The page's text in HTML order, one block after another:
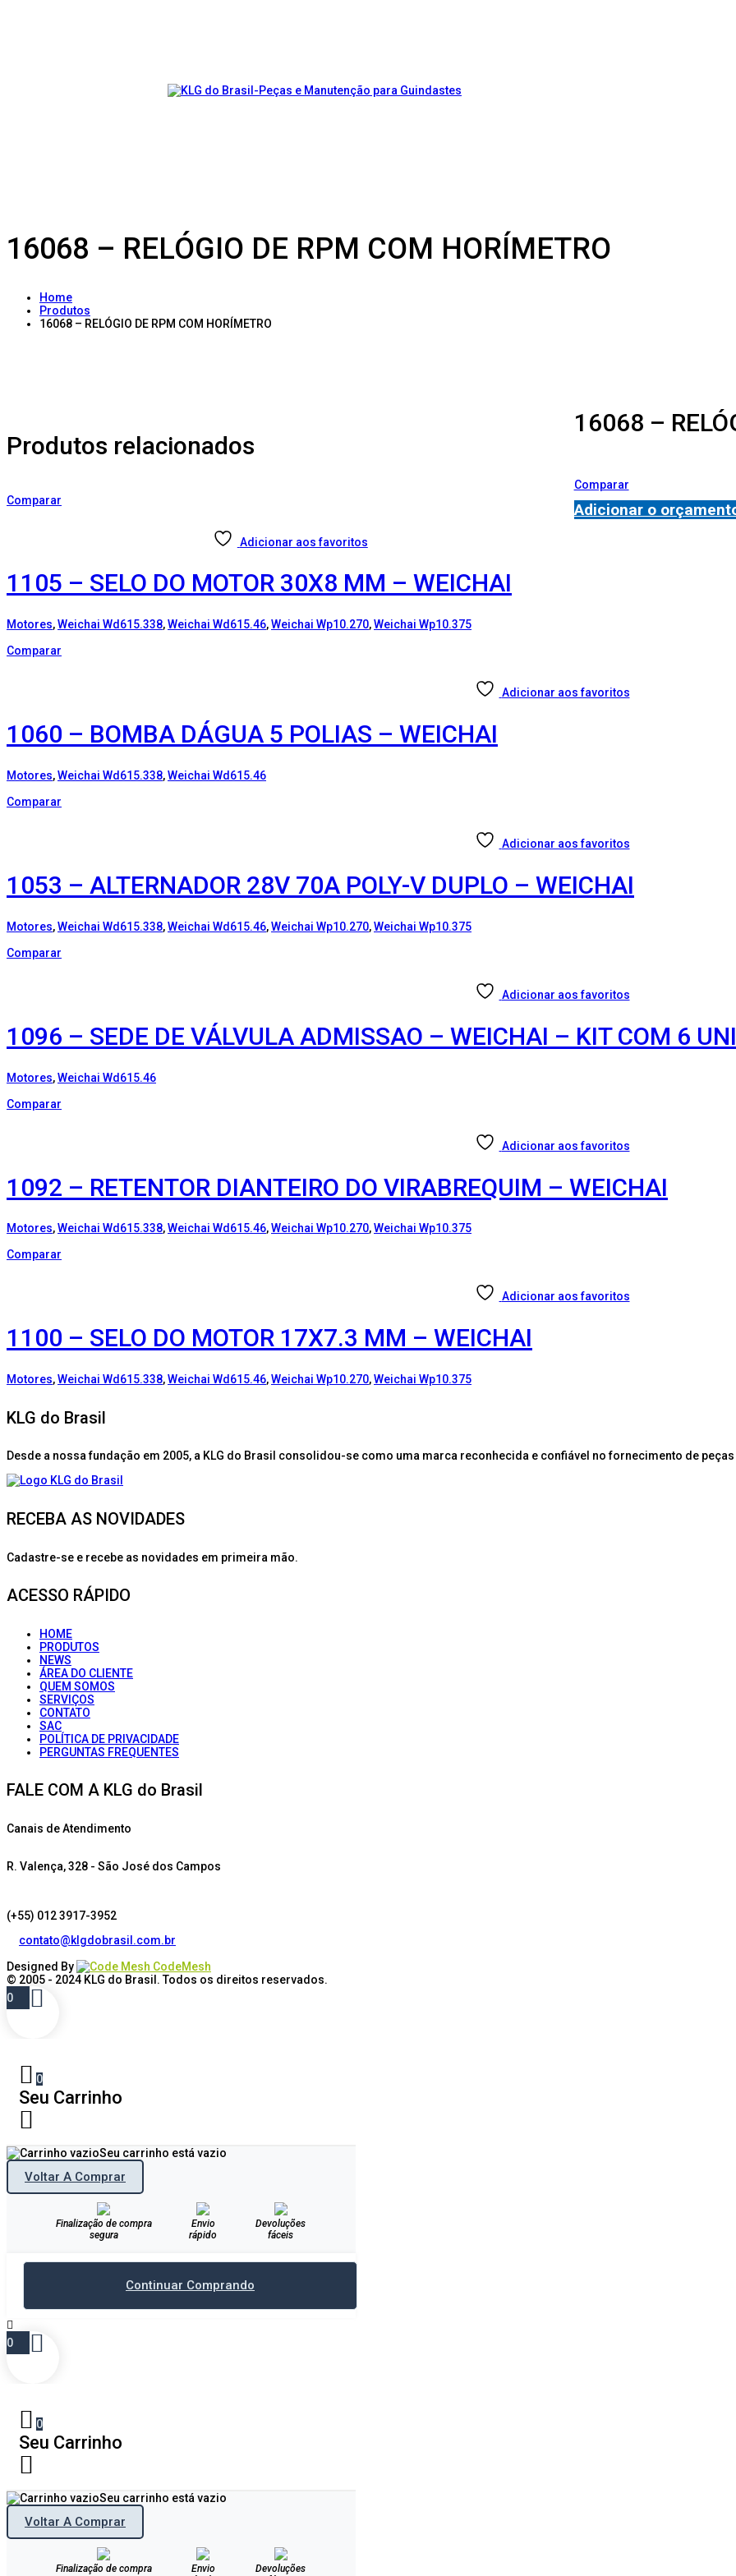
16068 – RELÓGIO DE RPM COM HORÍMETRO
Home
Produtos
16068 – RELÓGIO DE RPM COM HORÍMETRO
16068 –
Comparar
Adicionar o
Produtos relacionados
Comparar
Adicionar aos favoritos
1105 – SELO DO MOTOR 30X8 MM – WEICHAI
Motores,Weichai Wd615.338,Weichai Wd615.46,Weichai Wp10.270,Weichai Wp10.375
Comparar
Adicionar aos favoritos
1060 – BOMBA DÁGUA 5 POLIAS – WEICHAI
Motores,Weichai Wd615.338,Weichai Wd615.46
Comparar
Adicionar aos favoritos
1053 – ALTERNADOR 28V 70A POLY-V DUPLO – WEICHAI
Motores,Weichai Wd615.338,Weichai Wd615.46,Weichai Wp10.270,Weichai Wp10.375
Comparar
Adicionar aos favoritos
1096 – SEDE DE VÁLVULA ADMISSAO – WEICHAI – KIT COM 6
Motores,Weichai Wd615.46
Comparar
Adicionar aos favoritos
1092 – RETENTOR DIANTEIRO DO VIRABREQUIM – WEICHAI
Motores,Weichai Wd615.338,Weichai Wd615.46,Weichai Wp10.270,Weichai Wp10.375
Comparar
Adicionar aos favoritos
1100 – SELO DO MOTOR 17X7.3 MM – WEICHAI
Motores,Weichai Wd615.338,Weichai Wd615.46,Weichai Wp10.270,Weichai Wp10.375
KLG do Brasil
Desde a nossa fundação em 2005, a KLG do Brasil consolidou-se como uma marca reconhecida e confiável no fornecimento de
RECEBA AS NOVIDADES
Cadastre-se e recebe as novidades em primeira mão.
ACESSO RÁPIDO
HOME
PRODUTOS
NEWS
ÁREA DO CLIENTE
QUEM SOMOS
SERVIÇOS
CONTATO
SAC
POLÍTICA DE PRIVACIDADE
PERGUNTAS FREQUENTES
FALE COM A KLG do Brasil
Canais de Atendimento
R. Valença, 328 - São José dos Campos
(+55) 012 3917-3952
contato@klgdobrasil.com.br
Designed By
CodeMesh
© 2005 - 2024 KLG do Brasil . Todos os direitos reservados.
0
0
Seu Carrinho
Seu carrinho está vazio
Voltar A Comprar
Finalização de compra
segura
Envio
rápido
Devoluções
fáceis
Continuar Comprando
0
0
Seu Carrinho
Seu carrinho está vazio
Voltar A Comprar
Finalização de compra
Envio
Devoluções